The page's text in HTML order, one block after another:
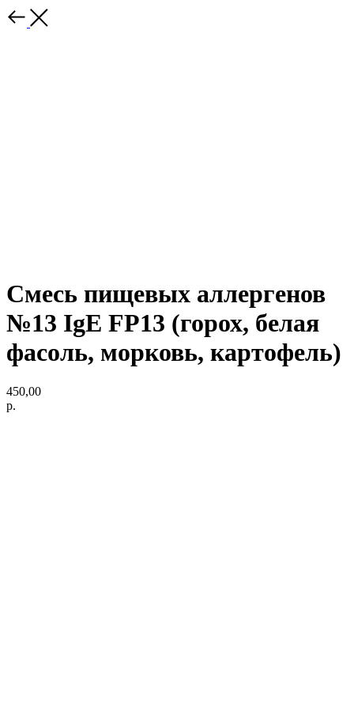
Смесь пищевых аллергенов
№13 IgE FP13 (горох, белая
фасоль, морковь, картофель)
450,00
р.